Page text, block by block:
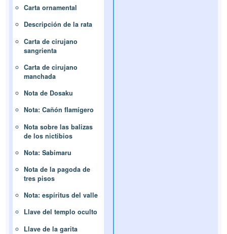
Carta ornamental
Descripción de la rata
Carta de cirujano
sangrienta
Carta de cirujano
manchada
Nota de Dosaku
Nota: Cañón flamígero
Nota sobre las balizas
de los nictibios
Nota: Sabimaru
Nota de la pagoda de
tres pisos
Nota: espíritus del valle
Llave del templo oculto
Llave de la garita